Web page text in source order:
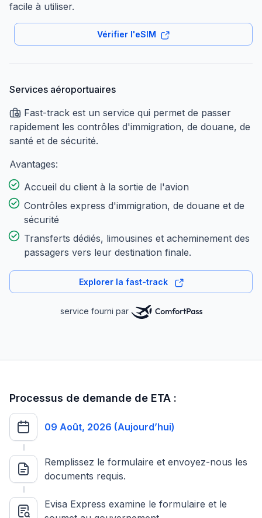
facile à utiliser.
Vérifier l'eSIM
Services aéroportuaires
Fast-track est un service qui permet de passer
rapidement les contrôles d'immigration, de douane, de
santé et de sécurité.
Avantages:
Accueil du client à la sortie de l'avion
Contrôles express d'immigration, de douane et de
sécurité
Transferts dédiés, limousines et acheminement des
passagers vers leur destination finale.
Explorer la fast-track
service fourni par
Processus de demande de ETA :
09 Août, 2026 (Aujourd’hui)
Remplissez le formulaire et envoyez-nous les
documents requis.
Evisa Express examine le formulaire et le